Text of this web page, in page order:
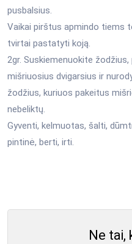
pusbalsius.
Vaikai pirštus apmindo tiems
tvirtai pastatyti koją.
2gr. Suskiemenuokite žodžius,
mišriuosius dvigarsius ir
žodžius, kuriuos pakeitus
nebeliktų.
Gyventi, kelmuotas, šalti,
pintinė, berti, irti.
Ne tai,